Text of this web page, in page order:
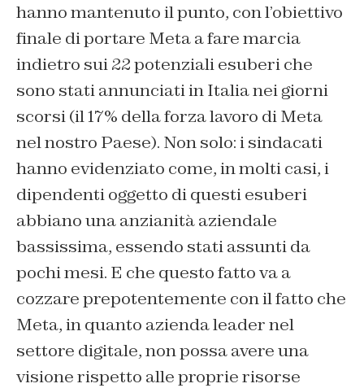
hanno mantenuto il punto, con l’obiettivo
finale di portare Meta a fare marcia
indietro sui 22 potenziali esuberi che
sono stati annunciati in Italia nei giorni
scorsi (il 17% della forza lavoro di Meta
nel nostro Paese). Non solo: i sindacati
hanno evidenziato come, in molti casi, i
dipendenti oggetto di questi esuberi
abbiano una anzianità aziendale
bassissima, essendo stati assunti da
pochi mesi. E che questo fatto va a
cozzare prepotentemente con il fatto che
Meta, in quanto azienda leader nel
settore digitale, non possa avere una
visione rispetto alle proprie risorse